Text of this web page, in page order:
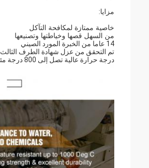
مزايا:
خاصية ممتازة لمكافحة التآكل
من السهل قصها وخياطتها وتصنيعها
14 عاما من الخبرة المورد الصيني
تم التحقق من عزل شهادة الطرف الثالث
درجة حرارة عالية تصل إلى 800 درجة مئوية